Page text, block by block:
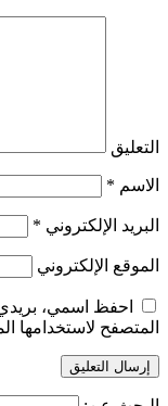
التعليق
الاسم *
البريد الإلكتروني *
الموقع الإلكتروني
احفظ اسمي، بريدي
المتصفح لاستخدامها